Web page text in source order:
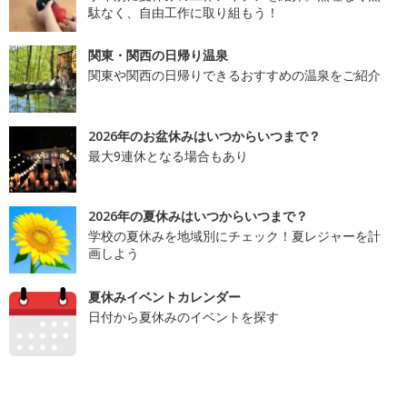
駄なく、自由工作に取り組もう！
関東・関西の日帰り温泉
関東や関西の日帰りできるおすすめの温泉をご紹介
2026年のお盆休みはいつからいつまで？
最大9連休となる場合もあり
2026年の夏休みはいつからいつまで？
学校の夏休みを地域別にチェック！夏レジャーを計
画しよう
夏休みイベントカレンダー
日付から夏休みのイベントを探す